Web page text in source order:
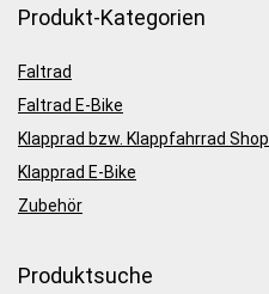
Produkt-Kategorien
Faltrad
Faltrad E-Bike
Klapprad bzw. Klappfahrrad Shop
Klapprad E-Bike
Zubehör
Produktsuche